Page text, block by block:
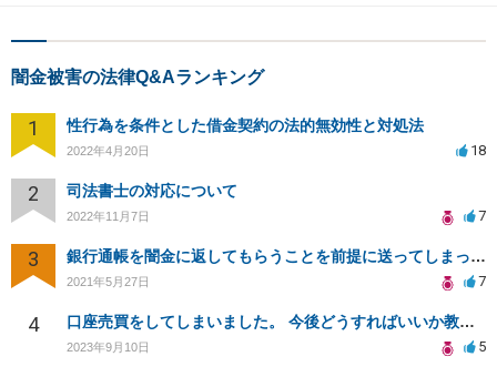
闇金被害の法律Q&Aランキング
1 性行為を条件とした借金契約の法的無効性と対処法
2022年4月20日 18
2 司法書士の対応について
2022年11月7日 7
3 銀行通帳を闇金に返してもらうことを前提に送ってしまった。持続化給付金も入ってたのは、逮捕されますか？
2021年5月27日 7
4 口座売買をしてしまいました。 今後どうすればいいか教えてください……
2023年9月10日 5